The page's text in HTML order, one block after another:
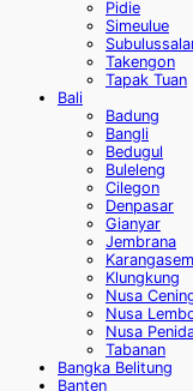
Pidie
Simeulue
Takengon
Tapak Tuan
Bali
Badung
Bangli
Bedugul
Buleleng
Cilegon
Denpasar
Gianyar
Jembrana
Karangasem
Klungkung
Nusa
Nusa
Nusa
Tabanan
Bangka Belitung
Banten